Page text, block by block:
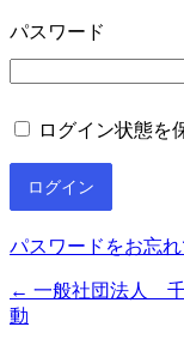
パスワード
ログイン状態を
パスワードをお忘
← 一般社団法人 千
動